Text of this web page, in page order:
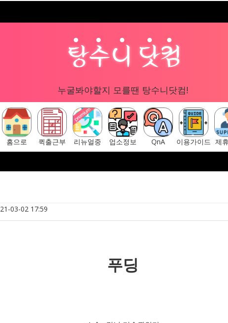
누굴봐야할지 모를땐 탕수니닷컴!
홈으로 퀵출근부 리뉴얼중 업소정보 QnA 이용가이드 제
21-03-02 17:59
푸딩